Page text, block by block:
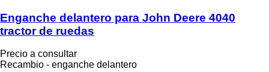
Enganche delantero para John Deere 4040
tractor de ruedas
Precio a consultar
Recambio - enganche delantero